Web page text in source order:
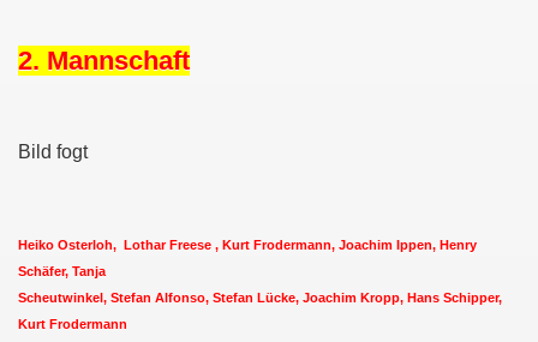
2. Mannschaft
Bild fogt
Heiko Osterloh, Lothar Freese , Kurt Frodermann, Joachim Ippen, Henry
Schäfer, Tanja
Scheutwinkel, Stefan Alfonso, Stefan Lücke, Joachim Kropp, Hans Schipper,
Kurt Frodermann